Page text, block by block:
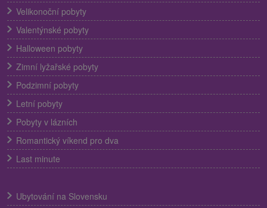
Velikonoční pobyty
Valentýnské pobyty
Halloween pobyty
Zimní lyžařské pobyty
Podzimní pobyty
Letní pobyty
Pobyty v lázních
Romantický víkend pro dva
Last minute
Ubytování na Slovensku